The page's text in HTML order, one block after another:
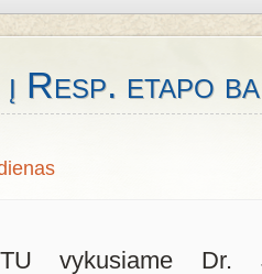
Resp. etapo
vykusiame Dr.